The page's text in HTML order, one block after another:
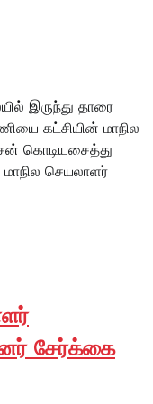
இருந்து தாரை
கட்சியின் மாநில
கொடியசைத்து
மாநில செயலாளர்
சேர்க்கை